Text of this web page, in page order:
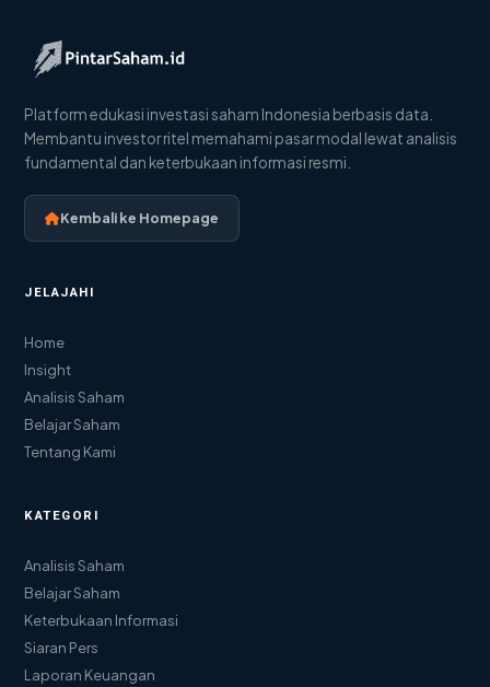
Platform edukasi investasi saham Indonesia berbasis data.
Membantu investor ritel memahami pasar modal lewat analisis
fundamental dan keterbukaan informasi resmi.
Kembali ke Homepage
JELAJAHI
Home
Insight
Analisis Saham
Belajar Saham
Tentang Kami
KATEGORI
Analisis Saham
Belajar Saham
Keterbukaan Informasi
Siaran Pers
Laporan Keuangan